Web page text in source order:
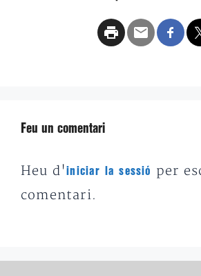
Feu un comentari
Heu d'iniciar la sessió
per
comentari.